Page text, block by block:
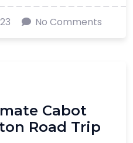
No Comments
Cabot
Road Trip